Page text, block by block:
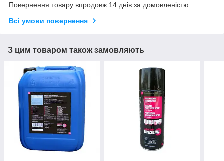
Повернення товару впродовж 14 днів за домовленістю
Всі умови повернення
З цим товаром також замовляють